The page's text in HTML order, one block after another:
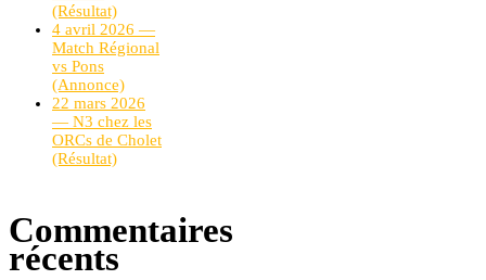
(Résultat)
4 avril 2026 —
Match Régional
vs Pons
(Annonce)
22 mars 2026
— N3 chez les
ORCs de Cholet
(Résultat)
Commentaires
récents